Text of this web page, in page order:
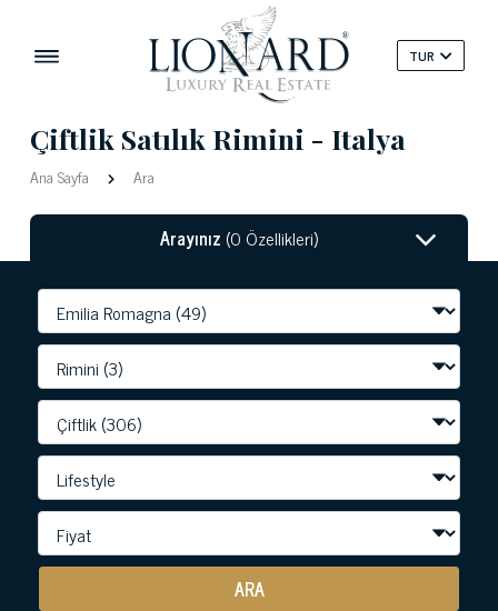
TUR
Çiftlik Satılık Rimini - Italya
Ana Sayfa Ara
Arayınız (0 Özellikleri)
ARA